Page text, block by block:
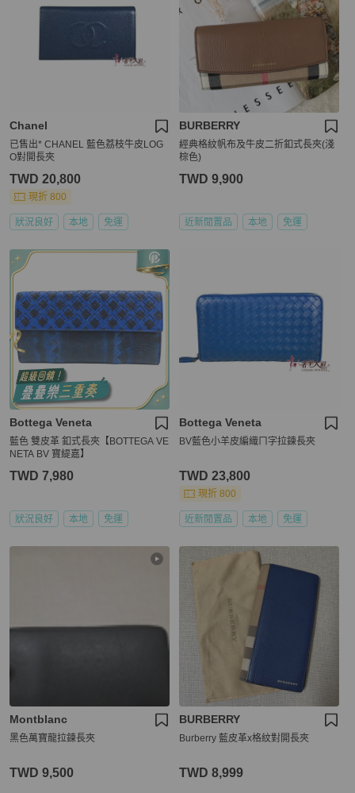
Chanel
已售出* CHANEL 藍色荔枝牛皮LOG
O對開長夾
TWD 20,800
現折 800
狀況良好 本地 免運
BURBERRY
經典格紋帆布及牛皮二折釦式長夾(淺
棕色)
TWD 9,900
近新閒置品 本地 免運
Bottega Veneta
藍色 雙皮革 釦式長夾【BOTTEGA VE
NETA BV 寶緹嘉】
TWD 7,980
狀況良好 本地 免運
Bottega Veneta
BV藍色小羊皮編織ㄇ字拉鍊長夾
TWD 23,800
現折 800
近新閒置品 本地 免運
Montblanc
黑色萬寶龍拉鍊長夾
TWD 9,500
BURBERRY
Burberry 藍皮革x格紋對開長夾
TWD 8,999